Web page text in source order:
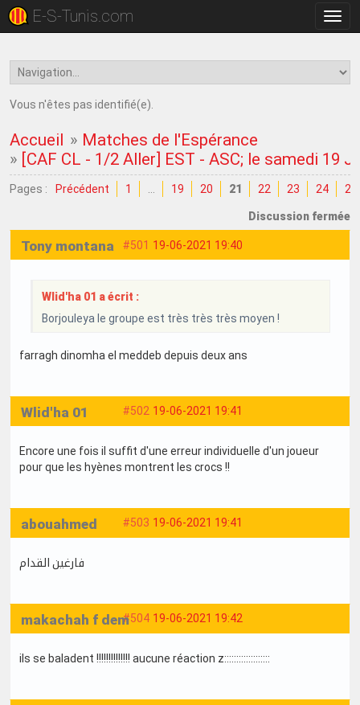
la
E-S-Tunis.com
Vous n'êtes pas identifié(e).
Accueil » Matches de l'Espérance
» [CAF CL - 1/2 Aller] EST - ASC; le samedi 19
Pages : Précédent 1 19 20 21 22 23 24 25
Discussion fermée
#501 19-06-2021 19:40
Tony montana
Wlid'ha 01 a écrit :
Borjouleya le groupe est très très très moyen !
farragh dinomha el meddeb depuis deux ans
#502 19-06-2021 19:41
Wlid'ha 01
Encore une fois il suffit d'une erreur individuelle d'un joueur
pour que les hyènes montrent les crocs !!
#503 19-06-2021 19:41
abouahmed
فارغين القدام
#504 19-06-2021 19:42
makachah f dem
ils se baladent !!!!!!!!!!!!!! aucune réaction z:::::::::::::::::::